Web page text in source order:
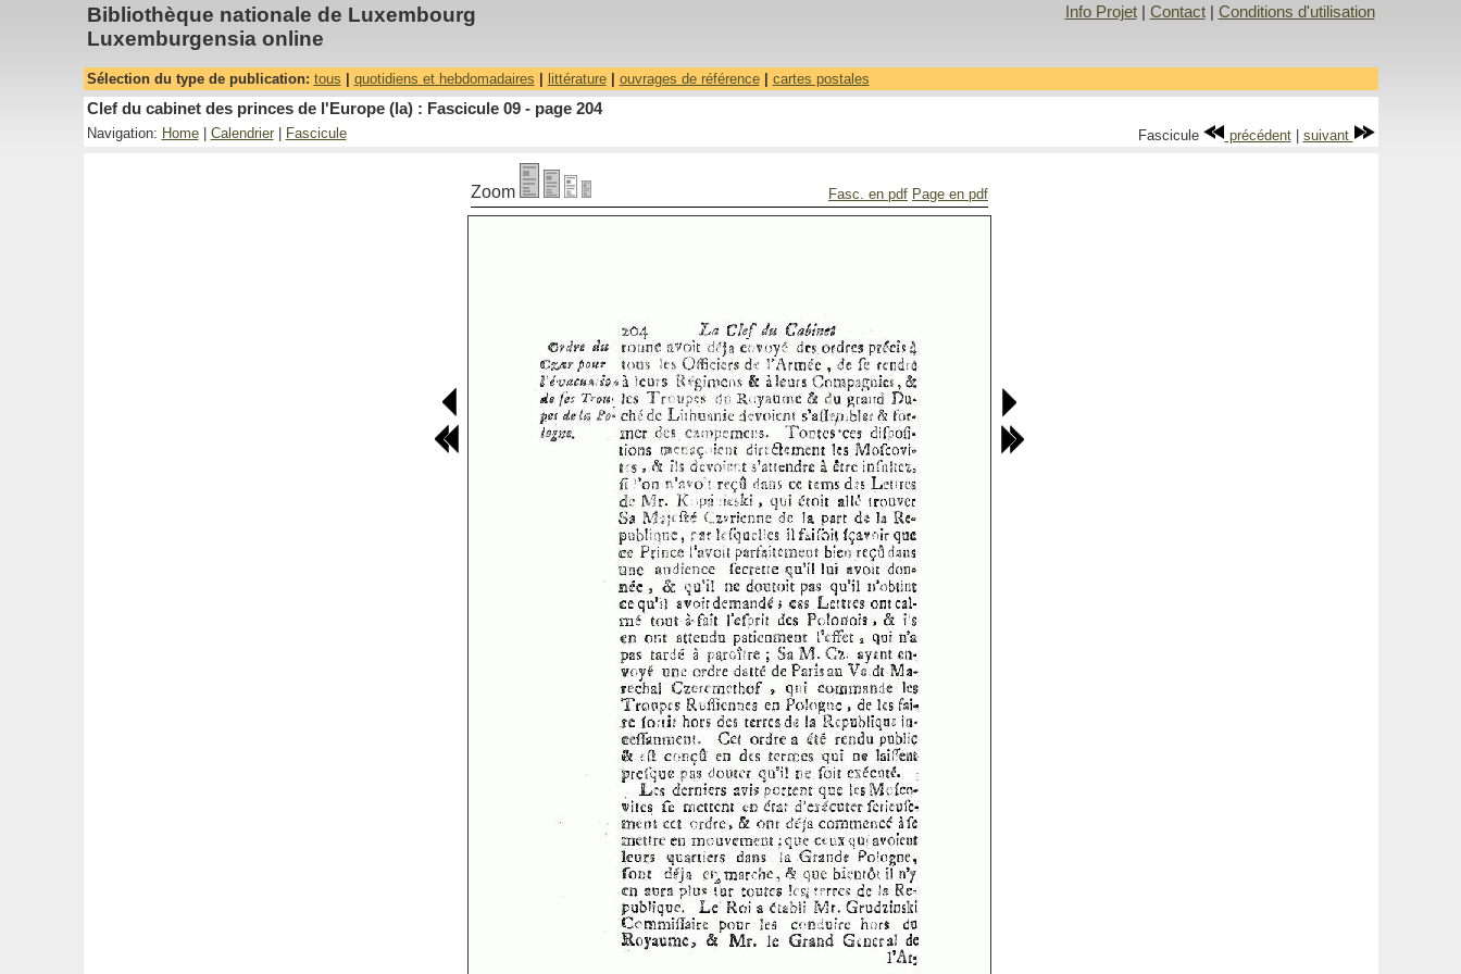
Bibliothèque nationale de Luxembourg
Luxemburgensia online
Info Projet| Contact| Conditions d'utilisation
Sélection du type de publication: tous quotidiens et hebdomadaires littérature| ouvrages de référence| cartes postales
Clef du cabinet des princes de l'Europe (la) : Fascicule 09 - page 204
Navigation: Home| Calendrier| Fascicule Fascicule précédent| suivant
Zoom Fasc. en pdf Page en pdf